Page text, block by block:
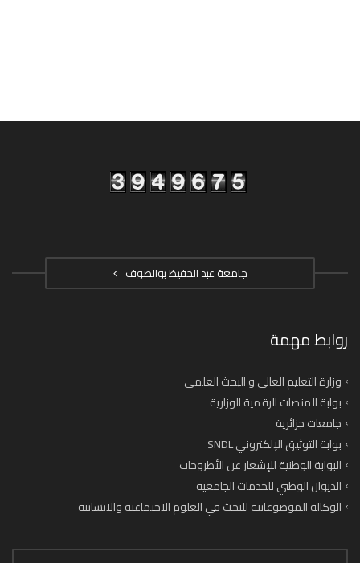
جامعة عبد الحفيظ بوالصوف
روابط مهمة
وزارة التعليم العالي و البحث العلمي
بوابة المنصات الرقمية الوزارية
جامعات جزائرية
بوابة التوثيق الإلكتروني SNDL
البوابة الوطنية للإشعار عن الأطروحات
الديوان الوطني للخدمات الجامعية
الوكالة الموضوعاتية للبحث في العلوم الاجتماعية والانسانية